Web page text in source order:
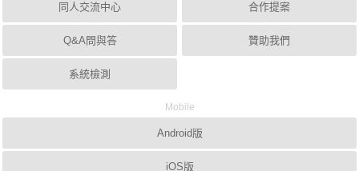
同人交流中心
Q&A問與答
系統檢測
合作提案
贊助我們
Mobile
Android版
iOS版